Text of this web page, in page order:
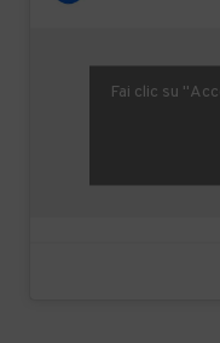
Fai clic su